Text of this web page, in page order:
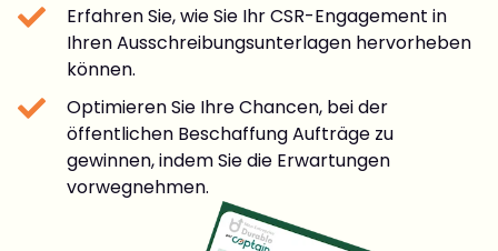
Erfahren Sie, wie Sie Ihr CSR-Engagement in
Ihren Ausschreibungsunterlagen hervorheben
können.
Optimieren Sie Ihre Chancen, bei der
öffentlichen Beschaffung Aufträge zu
gewinnen, indem Sie die Erwartungen
vorwegnehmen.